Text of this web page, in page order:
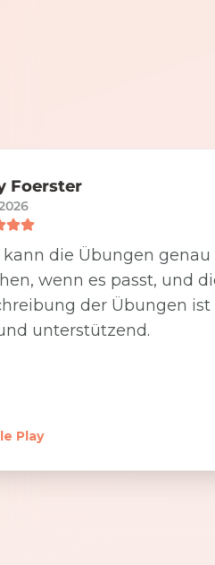
Foerster
die Übungen genau
wenn es passt, und
der Übungen ist
unterstützend.
Play